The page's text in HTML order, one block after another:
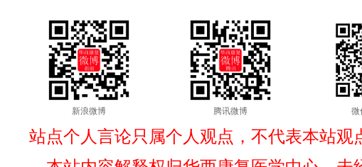
新浪微博 腾讯微博 微
站点个人言论只属个人观点，不代表本站观